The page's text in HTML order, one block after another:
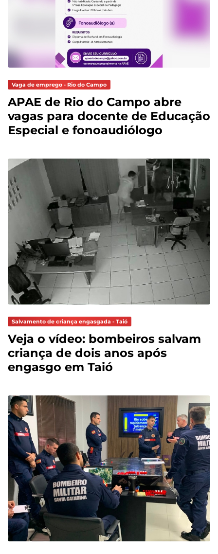
Vaga de emprego - Rio do Campo
APAE de Rio do Campo abre
vagas para docente de Educação
Especial e fonoaudiólogo
Salvamento de criança engasgada - Taió
Veja o vídeo: bombeiros salvam
criança de dois anos após
engasgo em Taió